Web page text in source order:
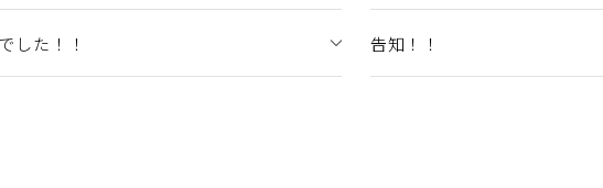
した！！ 告知！！